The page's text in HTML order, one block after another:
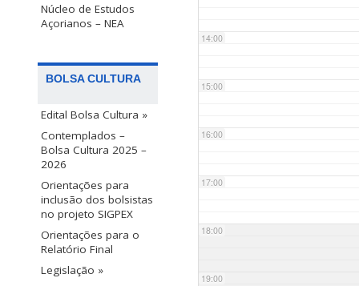
Núcleo de Estudos
Açorianos – NEA
BOLSA CULTURA
Edital Bolsa Cultura »
Contemplados –
Bolsa Cultura 2025 –
2026
Orientações para
inclusão dos bolsistas
no projeto SIGPEX
Orientações para o
Relatório Final
Legislação »
14:00
15:00
16:00
17:00
18:00
19:00